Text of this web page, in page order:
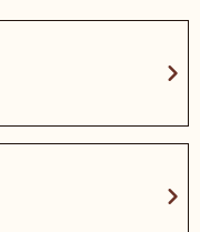
chevron_right
chevron_right